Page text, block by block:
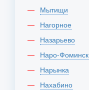
Мытищи
Нагорное
Назарьево
Наро-Фоминск
Нарынка
Нахабино